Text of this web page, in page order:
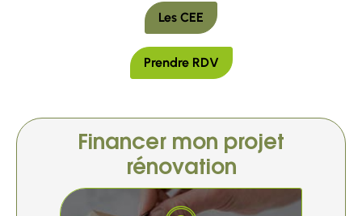
Les CEE
Prendre RDV
Financer mon projet
rénovation